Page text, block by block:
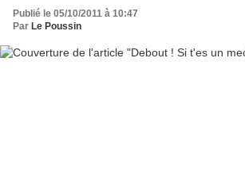
Publié le 05/10/2011 à 10:47
Par Le Poussin